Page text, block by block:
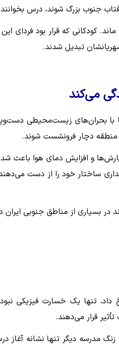
جنوب بزرگ شوند، درس
کودکانی که قرار بود فردای
تبدیل شدند.
می‌کند
با بحران‌های زیست‌محیطی
دچار فرونشست شوند.
و افزایش دمای هوا
ساختار خود را از دست
در بسیاری از مناطق جنوبی
تنها یک خسارت فیزیکی
قرار می‌دهند.
زنگ مدرسه دیگر تنها نشانه